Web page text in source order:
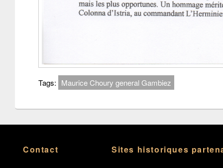
Tags: Maurice Choury general Gambiez
Contact Sites historiques